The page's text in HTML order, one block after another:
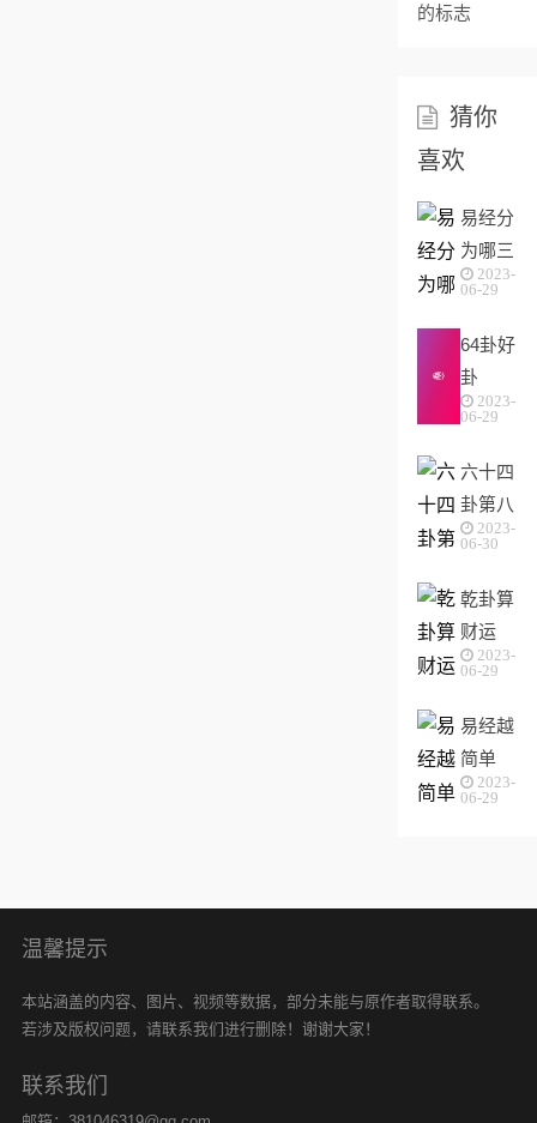
的标志
猜你
喜欢
易经分
为哪三
个部分
分为哪
三个部
分内
2023-
06-29
64卦好
卦
2023-
06-29
六十四
卦第八
卦象详
十四卦
第八卦
象详
2023-
06-30
乾卦算
财运
(乾卦
么样)
2023-
06-29
易经越
简单
(易经
2023-
06-29
温馨提示
本站涵盖的内容、图片、视频等数据，部分未能与原作者取得联系。
若涉及版权问题，请联系我们进行删除！谢谢大家！
联系我们